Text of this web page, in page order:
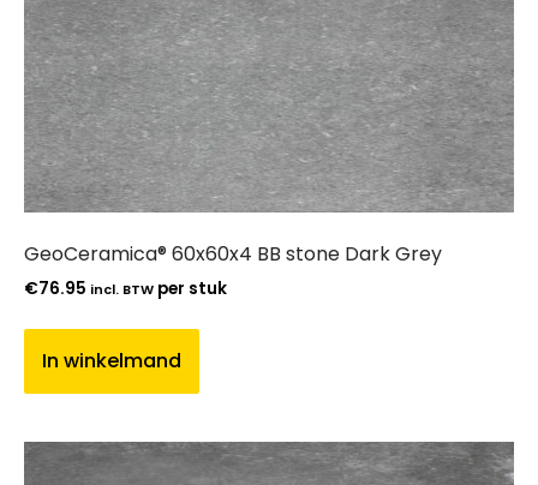
GeoCeramica® 60x60x4 BB stone Dark Grey
€76.95 incl. BTW per stuk
In winkelmand